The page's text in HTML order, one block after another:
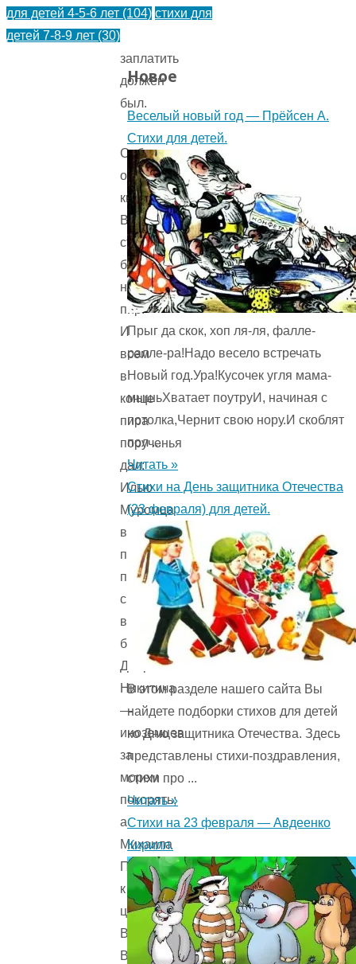
тот
заплатить
должен
был.
Собрал
однажды
князь
Владимир
стольнокиевских
богатырей
на
пир.
И
всем
в
конце
пира
порученья
дал:
Илью
Муромца
в
поле
послал
с
врагами
биться;
Добрыню
Никитича
—
иноземцев
за
морем
покорять;
а
Михаила
Потыка
к
царю
Вахрамею
Вахрамеевичу
для детей 4-5-6 лет (104) стихи для
детей 7-8-9 лет (30)
Новое
Веселый новый год — Прёйсен А.
Стихи для детей.
Прыг да скок, хоп ля-ля, фалле-
ралле-ра!Надо весело встречать
Новый год.Ура!Кусочек угля мама-
мышьХватает поутруИ, начиная с
потолка,Чернит свою нору.И скоблят
пол ...
Читать »
Стихи на День защитника Отечества
(23 февраля) для детей.
В этом разделе нашего сайта Вы
найдете подборки стихов для детей
ко Дню защитника Отечества. Здесь
представлены стихи-поздравления,
стихи про ...
Читать »
Стихи на 23 февраля — Авдеенко
Кирилл.